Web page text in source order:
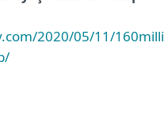
2020/05/11/